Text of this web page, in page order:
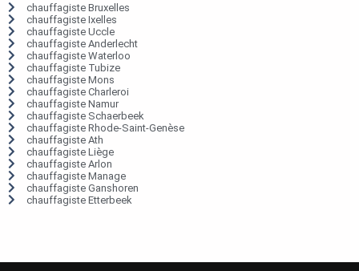
chauffagiste Bruxelles
chauffagiste Ixelles
chauffagiste Uccle
chauffagiste Anderlecht
chauffagiste Waterloo
chauffagiste Tubize
chauffagiste Mons
chauffagiste Charleroi
chauffagiste Namur
chauffagiste Schaerbeek
chauffagiste Rhode-Saint-Genèse
chauffagiste Ath
chauffagiste Liège
chauffagiste Arlon
chauffagiste Manage
chauffagiste Ganshoren
chauffagiste Etterbeek